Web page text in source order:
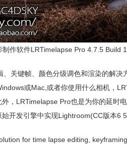
制作软件LRTimelapse Pro 4.7.5 Build
关键帧、颜色分级调色和渲染的解
或Mac,或者你使用什么相机，
，LRTimelapse Pro也是为你的延时
开发引擎中实现Lightroom(CC版本6
for time lapse editing,